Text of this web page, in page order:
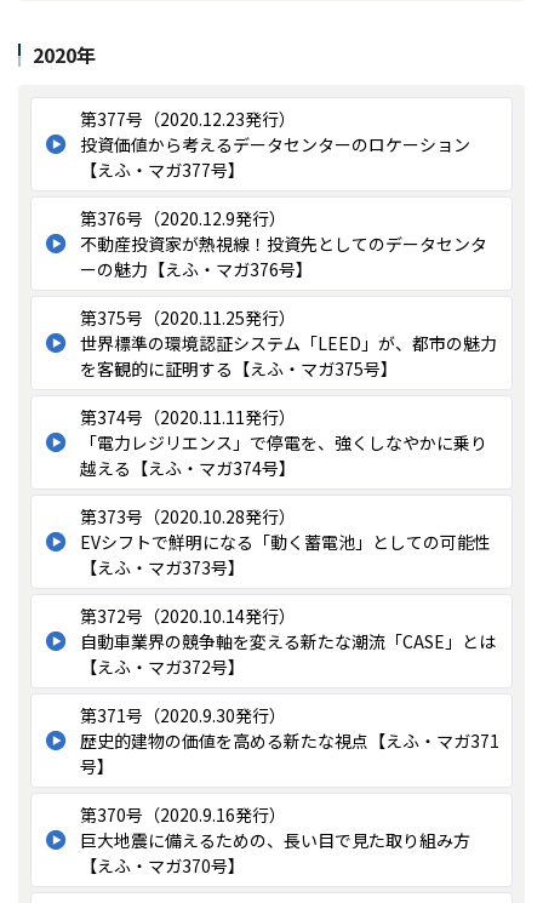
2020年
第377号（2020.12.23発行）
投資価値から考えるデータセンターのロケーション
【えふ・マガ377号】
第376号（2020.12.9発行）
不動産投資家が熱視線！投資先としてのデータセンタ
ーの魅力【えふ・マガ376号】
第375号（2020.11.25発行）
世界標準の環境認証システム「LEED」が、都市の魅力
を客観的に証明する【えふ・マガ375号】
第374号（2020.11.11発行）
「電力レジリエンス」で停電を、強くしなやかに乗り
越える【えふ・マガ374号】
第373号（2020.10.28発行）
EVシフトで鮮明になる「動く蓄電池」としての可能性
【えふ・マガ373号】
第372号（2020.10.14発行）
自動車業界の競争軸を変える新たな潮流「CASE」とは
【えふ・マガ372号】
第371号（2020.9.30発行）
歴史的建物の価値を高める新たな視点【えふ・マガ371
号】
第370号（2020.9.16発行）
巨大地震に備えるための、長い目で見た取り組み方
【えふ・マガ370号】